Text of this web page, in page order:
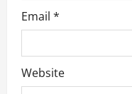
Email *
Website